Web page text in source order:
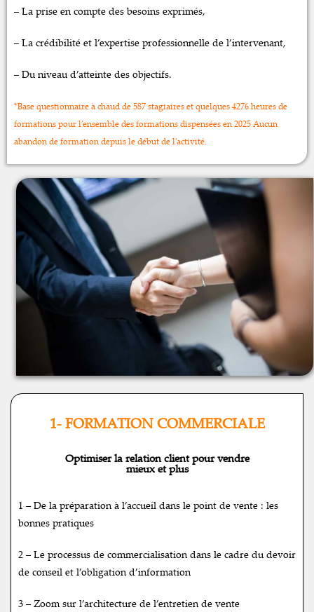
– La prise en compte des besoins exprimés,
– La crédibilité et l’expertise professionnelle de l’intervenant,
– Du niveau d’atteinte des objectifs.
*Base questionnaire à chaud de 587 stagiaires et quelques 4276 heures de
formations pour l’ensemble des formations dispensées en 2025 Aucun
abandon de formation depuis le début de l’activité.
1- FORMATION COMMERCIALE
Optimiser la relation client pour vendre
mieux et plus
1 – De la préparation à l’accueil dans le point de vente : les
bonnes pratiques
2 – Le processus de commercialisation dans le cadre du devoir
de conseil et l’obligation d’information
3 – Zoom sur l’architecture de l’entretien de vente